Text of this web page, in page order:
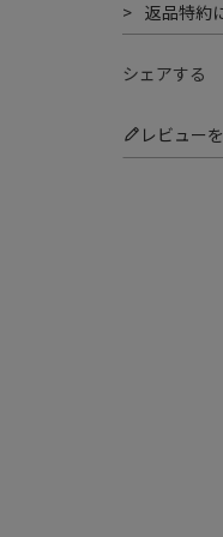
返品特約
シェアする
レビュー